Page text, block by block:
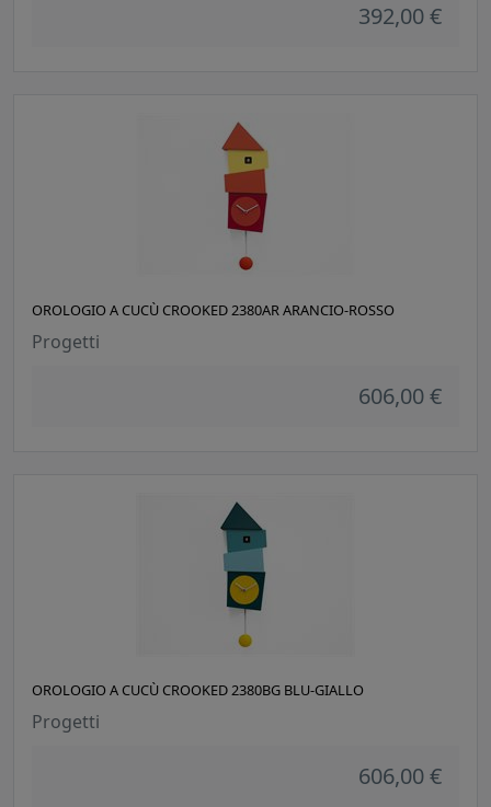
392,00 €
OROLOGIO A CUCÙ CROOKED 2380AR ARANCIO-ROSSO
Progetti
606,00 €
OROLOGIO A CUCÙ CROOKED 2380BG BLU-GIALLO
Progetti
606,00 €